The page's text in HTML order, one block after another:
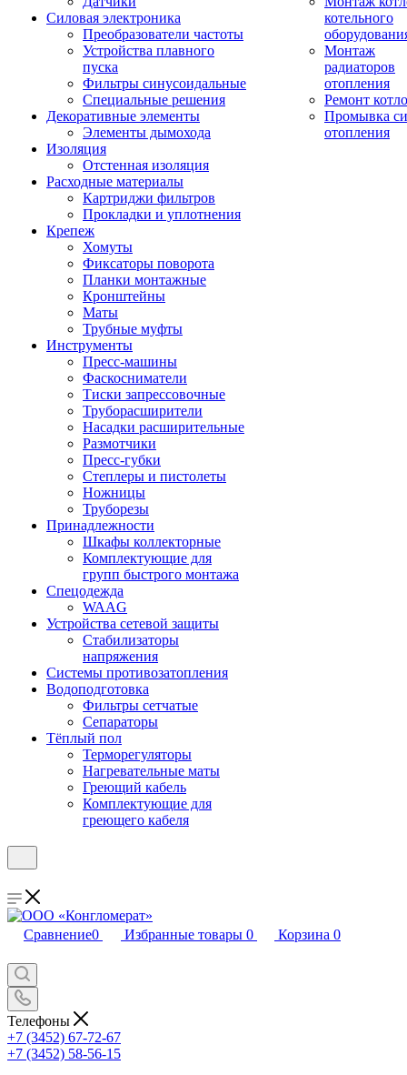
Силовая электроника
Преобразователи частоты
Устройства плавного
пуска
Фильтры синусоидальные
Специальные решения
Декоративные элементы
Элементы дымохода
Изоляция
Отстенная изоляция
Расходные материалы
Картриджи фильтров
Прокладки и уплотнения
Крепеж
Хомуты
Фиксаторы поворота
Планки монтажные
Кронштейны
Маты
Трубные муфты
Инструменты
Пресс-машины
Фаскосниматели
Тиски запрессовочные
Труборасширители
Насадки расширительные
Размотчики
Пресс-губки
Степлеры и пистолеты
Ножницы
Труборезы
Принадлежности
Шкафы коллекторные
Комплектующие для
групп быстрого монтажа
Спецодежда
WAAG
Устройства сетевой защиты
Стабилизаторы
напряжения
Системы противозатопления
Водоподготовка
Фильтры сетчатые
Сепараторы
Тёплый пол
Терморегуляторы
Нагревательные маты
Греющий кабель
Комплектующие для
греющего кабеля
котельного
Монтаж
радиаторов
отопления
Ремонт
Промывка
отопления
Сравнение0 Избранные товары 0 Корзина 0
Телефоны
+7 (3452) 67-72-67
+7 (3452) 58-56-15